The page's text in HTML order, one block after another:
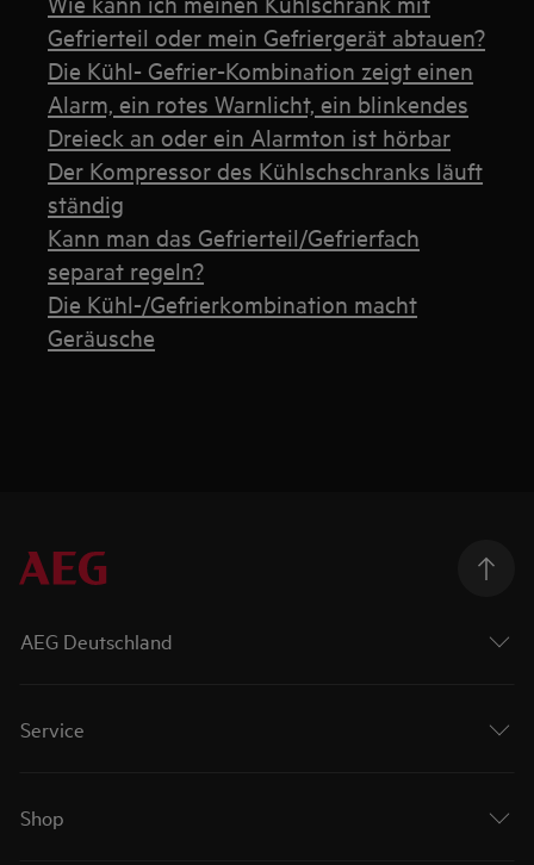
Gefrierteil oder mein Gefriergerät abtauen?
Die Kühl- Gefrier-Kombination zeigt einen
Alarm, ein rotes Warnlicht, ein blinkendes
Dreieck an oder ein Alarmton ist hörbar
Der Kompressor des Kühlschschranks läuft
ständig
Kann man das Gefrierteil/Gefrierfach
separat regeln?
Die Kühl-/Gefrierkombination macht
Geräusche
AEG Deutschland
Service
Shop